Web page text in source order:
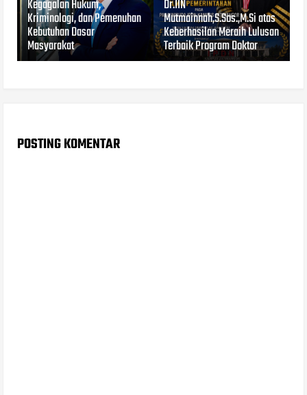
Kegagalan Hukum,
Kriminologi, dan Pemenuhan
Kebutuhan Dasar
Masyarakat
Dr.IIN
Mutmainnah,S.Sos.,M.Si atas
Keberhasilan Meraih Lulusan
Terbaik Program Doktor
POSTING KOMENTAR